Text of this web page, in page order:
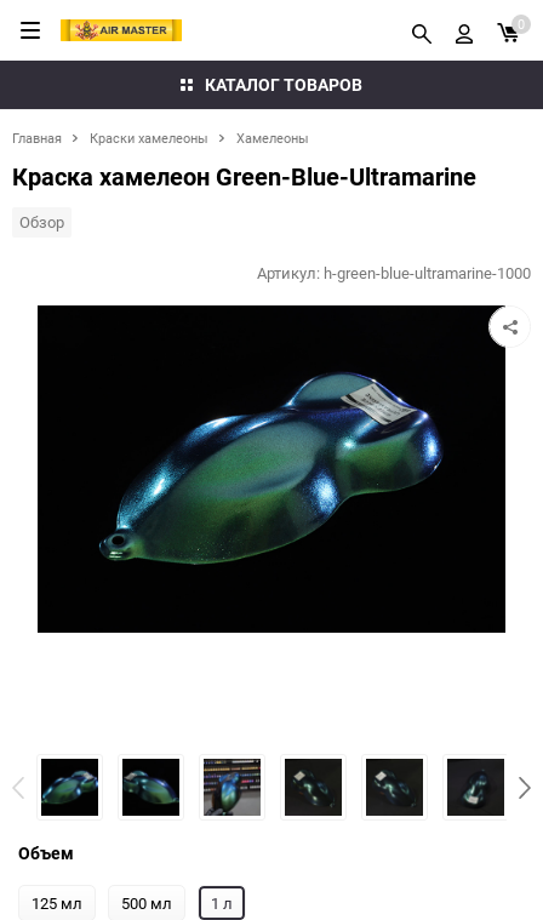
КАТАЛОГ ТОВАРОВ
0
Главная Краски хамелеоны Хамелеоны
Краска хамелеон Green-Blue-Ultramarine
Обзор
Артикул: h-green-blue-ultramarine-1000
Объем
125 мл 500 мл 1 л